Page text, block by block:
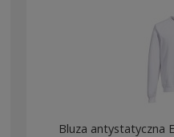
Bluza antystatyczna